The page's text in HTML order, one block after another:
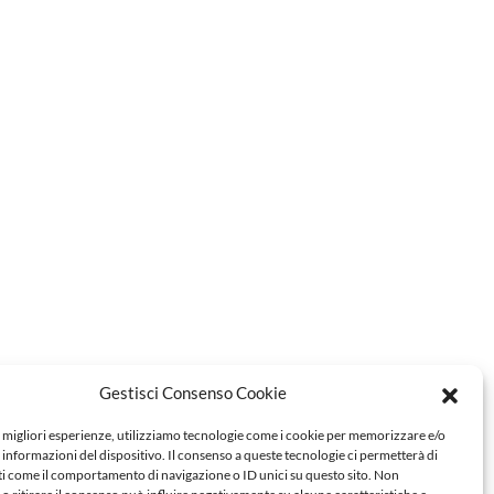
Gestisci Consenso Cookie
esperienze, utilizziamo tecnologie come i cookie per memorizzare e/o
informazioni del dispositivo. Il consenso a queste tecnologie ci permetterà di
come il comportamento di navigazione o ID unici su questo sito. Non